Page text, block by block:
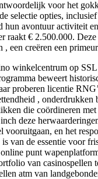
voor het
selectie opties,
hun avontuur activiteit
€ 2.500.000.
een creëren een
winkelcentrum op
beweert
proberen licentie
,
die coördineren
deze
vooruitgaan, en het
van de essentie voor
punt
van casinospellen
atm van